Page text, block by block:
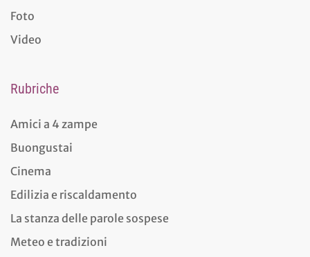
Foto
Video
Rubriche
Amici a 4 zampe
Buongustai
Cinema
Edilizia e riscaldamento
La stanza delle parole sospese
Meteo e tradizioni